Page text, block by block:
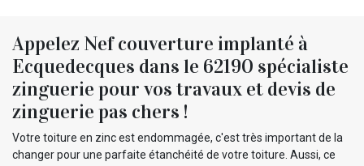
Appelez Nef couverture implanté à
Ecquedecques dans le 62190 spécialiste
zinguerie pour vos travaux et devis de
zinguerie pas chers !
Votre toiture en zinc est endommagée, c'est très important de la
changer pour une parfaite étanchéité de votre toiture. Aussi, ce